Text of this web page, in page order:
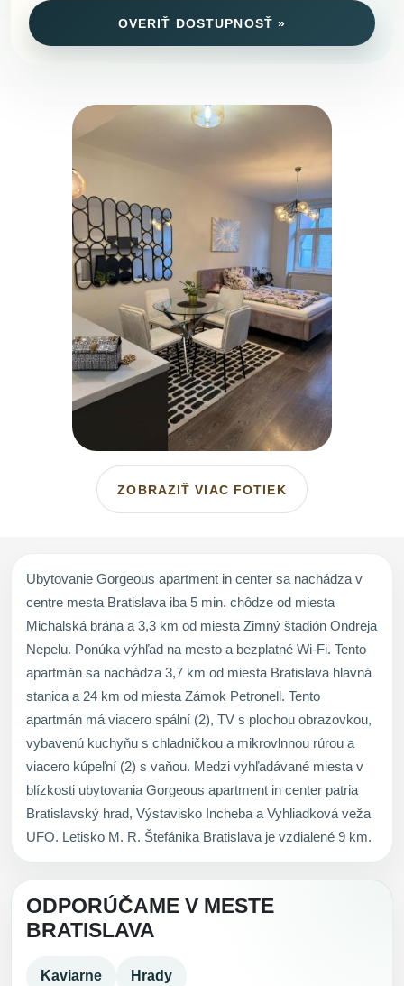
OVERIŤ DOSTUPNOSŤ »
ZOBRAZIŤ VIAC FOTIEK
Ubytovanie Gorgeous apartment in center sa nachádza v
centre mesta Bratislava iba 5 min. chôdze od miesta
Michalská brána a 3,3 km od miesta Zimný štadión Ondreja
Nepelu. Ponúka výhľad na mesto a bezplatné Wi-Fi. Tento
apartmán sa nachádza 3,7 km od miesta Bratislava hlavná
stanica a 24 km od miesta Zámok Petronell. Tento
apartmán má viacero spální (2), TV s plochou obrazovkou,
vybavenú kuchyňu s chladničkou a mikrovlnnou rúrou a
viacero kúpeľní (2) s vaňou. Medzi vyhľadávané miesta v
blízkosti ubytovania Gorgeous apartment in center patria
Bratislavský hrad, Výstavisko Incheba a Vyhliadková veža
UFO. Letisko M. R. Štefánika Bratislava je vzdialené 9 km.
ODPORÚČAME V MESTE
BRATISLAVA
Kaviarne Hrady